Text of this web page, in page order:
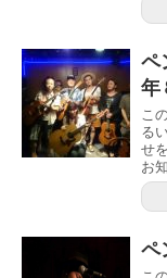
ペ
年
こ
る
せ
お
ペ